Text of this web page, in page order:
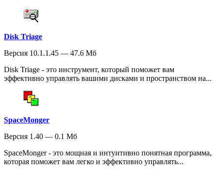
Disk Triage
Версия 10.1.1.45 — 47.6 Мб
Disk Triage - это инструмент, который поможет вам
эффективно управлять вашими дисками и пространством на...
SpaceMonger
Версия 1.40 — 0.1 Мб
SpaceMonger - это мощная и интуитивно понятная программа,
которая поможет вам легко и эффективно управлять...